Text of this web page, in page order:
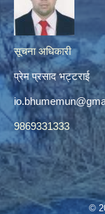
सूचना अधिकारी
प्रेम प्रसाद भट्टराई
9869331333
©